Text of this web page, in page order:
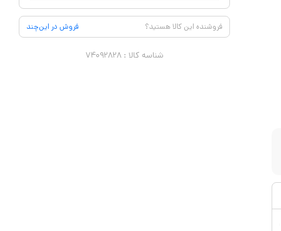
فروشنده این کالا هستید؟ فروش در این‌چند
شناسه کالا :۷۴۰۹۲۸۲۸